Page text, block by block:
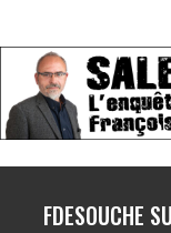
FDESOUCHE